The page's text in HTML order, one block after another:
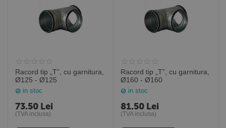
Racord tip „T”, cu garnitura,
Ø125 - Ø125
in stoc
73.50 Lei
(TVA inclusa)
Racord tip „T”, cu garnitura,
Ø160 - Ø160
in stoc
81.50 Lei
(TVA inclusa)